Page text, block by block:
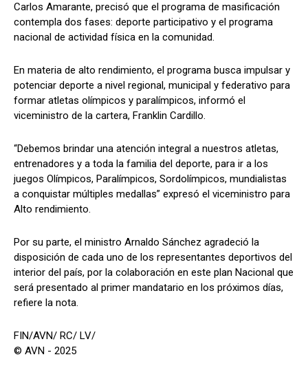
Carlos Amarante, precisó que el programa de masificación
contempla dos fases: deporte participativo y el programa
nacional de actividad física en la comunidad.
En materia de alto rendimiento, el programa busca impulsar y
potenciar deporte a nivel regional, municipal y federativo para
formar atletas olímpicos y paralímpicos, informó el
viceministro de la cartera, Franklin Cardillo.
“Debemos brindar una atención integral a nuestros atletas,
entrenadores y a toda la familia del deporte, para ir a los
juegos Olímpicos, Paralímpicos, Sordolímpicos, mundialistas
a conquistar múltiples medallas” expresó el viceministro para
Alto rendimiento.
Por su parte, el ministro Arnaldo Sánchez agradeció la
disposición de cada uno de los representantes deportivos del
interior del país, por la colaboración en este plan Nacional que
será presentado al primer mandatario en los próximos días,
refiere la nota.
FIN/AVN/ RC/ LV/
© AVN - 2025